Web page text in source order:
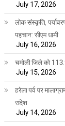
July 17, 2026
लोक संस्कृति,
पहचान: सीएम धामी
July 16, 2026
चमोली जिले को
July 15, 2026
हरेला पर्व पर
संदेश
July 14, 2026